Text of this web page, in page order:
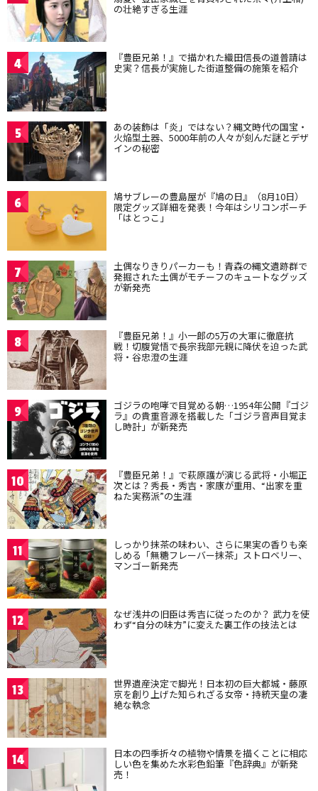
の壮絶すぎる生涯
4 『豊臣兄弟！』で描かれた織田信長の道普請は
史実？信長が実施した街道整備の施策を紹介
5 あの装飾は「炎」ではない？縄文時代の国宝・
火焔型土器、5000年前の人々が刻んだ謎とデザ
インの秘密
6 鳩サブレーの豊島屋が『鳩の日』（8月10日）
限定グッズ詳細を発表！今年はシリコンポーチ
「はとっこ」
7 土偶なりきりパーカーも！青森の縄文遺跡群で
発掘された土偶がモチーフのキュートなグッズ
が新発売
8 『豊臣兄弟！』小一郎の5万の大軍に徹底抗
戦！切腹覚悟で長宗我部元親に降伏を迫った武
将・谷忠澄の生涯
9 ゴジラの咆哮で目覚める朝…1954年公開『ゴジ
ラ』の貴重音源を搭載した「ゴジラ音声目覚ま
し時計」が新発売
10 『豊臣兄弟！』で萩原護が演じる武将・小堀正
次とは？秀長・秀吉・家康が重用、“出家を重
ねた実務派”の生涯
11 しっかり抹茶の味わい、さらに果実の香りも楽
しめる「無糖フレーバー抹茶」ストロベリー、
マンゴー新発売
12 なぜ浅井の旧臣は秀吉に従ったのか？ 武力を使
わず“自分の味方”に変えた裏工作の技法とは
13 世界遺産決定で脚光！日本初の巨大都城・藤原
京を創り上げた知られざる女帝・持統天皇の凄
絶な執念
14 日本の四季折々の植物や情景を描くことに相応
しい色を集めた水彩色鉛筆『色辞典』が新発
売！